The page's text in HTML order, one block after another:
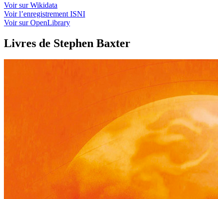
Voir sur Wikidata
Voir l’enregistrement ISNI
Voir sur OpenLibrary
Livres de Stephen Baxter